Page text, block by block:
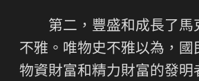
第二，豐盛和成長了馬
不雅。唯物史不雅以為，國
物資財富和精力財富的發明